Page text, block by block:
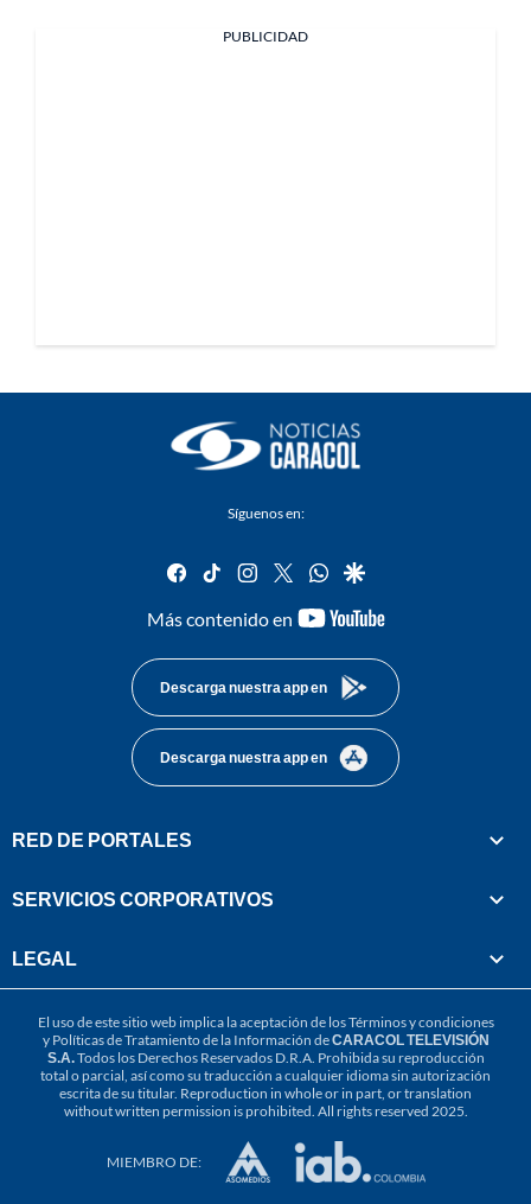
PUBLICIDAD
Síguenos en:
facebook
tiktok instagram
twitterwhatsapp
google
Más contenido en
youtube-
Descarga nuestra app en
Descarga nuestra app en
RED DE PORTALES
SERVICIOS CORPORATIVOS
LEGAL
El uso de este sitio web implica la aceptación de losTérminos y condiciones
y Políticas de Tratamiento de la Información deCARACOL TELEVISIÓN
S.A.Todos los Derechos Reservados D.R.A. Prohibida su reproducción
total o parcial, así como su traducción a cualquier idioma sin autorización
escrita de su titular. Reproduction in whole or in part, or translation
without written permission is prohibited. All rights reserved 2025.
MIEMBRO DE: